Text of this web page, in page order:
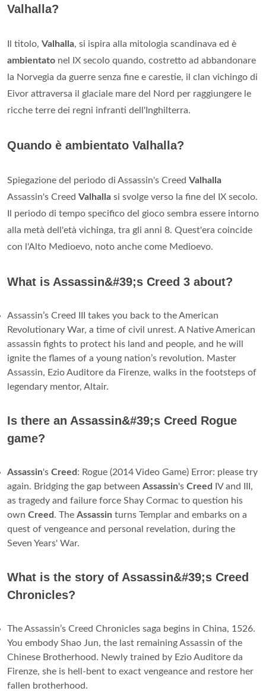
Valhalla?
Il titolo, Valhalla, si ispira alla mitologia scandinava ed è
ambientato nel IX secolo quando, costretto ad abbandonare
la Norvegia da guerre senza fine e carestie, il clan vichingo di
Eivor attraversa il glaciale mare del Nord per raggiungere le
ricche terre dei regni infranti dell'Inghilterra.
Quando è ambientato Valhalla?
Spiegazione del periodo di Assassin's Creed Valhalla
Assassin's Creed Valhalla si svolge verso la fine del IX secolo.
Il periodo di tempo specifico del gioco sembra essere intorno
alla metà dell'età vichinga, tra gli anni 8. Quest'era coincide
con l'Alto Medioevo, noto anche come Medioevo.
What is Assassin&#39;s Creed 3 about?
Assassin’s Creed III takes you back to the American
Revolutionary War, a time of civil unrest. A Native American
assassin fights to protect his land and people, and he will
ignite the flames of a young nation’s revolution. Master
Assassin, Ezio Auditore da Firenze, walks in the footsteps of
legendary mentor, Altair.
Is there an Assassin&#39;s Creed Rogue
game?
Assassin's Creed : Rogue (2014 Video Game) Error: please try
again. Bridging the gap between Assassin's Creed
IV and III,
as tragedy and failure force Shay Cormac to question his
own Creed . The Assassin turns Templar and embarks on a
quest of vengeance and personal revelation, during the
Seven Years' War.
What is the story of Assassin&#39;s Creed
Chronicles?
The Assassin’s Creed Chronicles saga begins in China, 1526.
You embody Shao Jun, the last remaining Assassin of the
Chinese Brotherhood. Newly trained by Ezio Auditore da
Firenze, she is hell-bent to exact vengeance and restore her
fallen brotherhood.